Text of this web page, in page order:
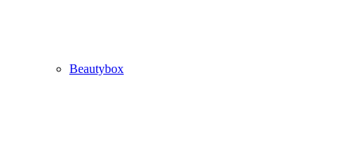
Beautybox